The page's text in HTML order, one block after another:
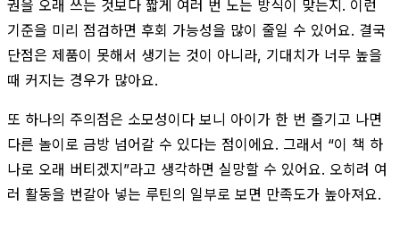
권을 오래 쓰는 것보다 짧게 여러 번 노는 방식이 맞는지. 이런
기준을 미리 점검하면 후회 가능성을 많이 줄일 수 있어요. 결국
단점은 제품이 못해서 생기는 것이 아니라, 기대치가 너무 높을
때 커지는 경우가 많아요.
또 하나의 주의점은 소모성이다 보니 아이가 한 번 즐기고 나면
다른 놀이로 금방 넘어갈 수 있다는 점이에요. 그래서 “이 책 하
나로 오래 버티겠지”라고 생각하면 실망할 수 있어요. 오히려 여
러 활동을 번갈아 넣는 루틴의 일부로 보면 만족도가 높아져요.